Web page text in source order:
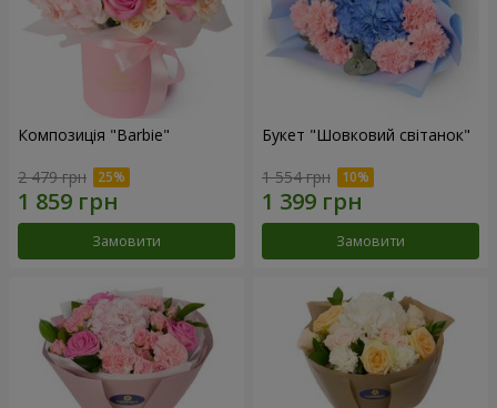
Композиція "Barbie"
2 479 грн
Замовити
Букет "Шовковий світанок"
1 554 грн
Замовити